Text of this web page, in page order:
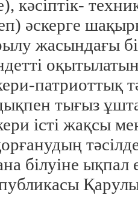
кәсіптік-
әскерге
жасындағы
патриоттық
тығыз
iстi жақсы
бiлуiне ықпал